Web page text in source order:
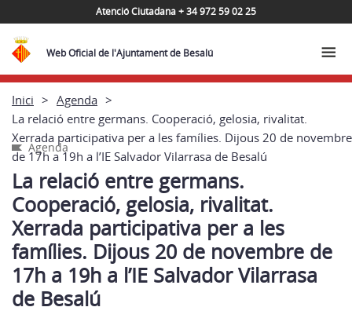
Atenció Ciutadana + 34 972 59 02 25
Web Oficial de l'Ajuntament de Besalú
Inici
Agenda
La relació entre germans. Cooperació, gelosia, rivalitat.
Xerrada participativa per a les famílies. Dijous 20 de novembre
de 17h a 19h a l’IE Salvador Vilarrasa de Besalú
Agenda
La relació entre germans.
Cooperació, gelosia, rivalitat.
Xerrada participativa per a les
famílies. Dijous 20 de novembre de
17h a 19h a l’IE Salvador Vilarrasa
de Besalú